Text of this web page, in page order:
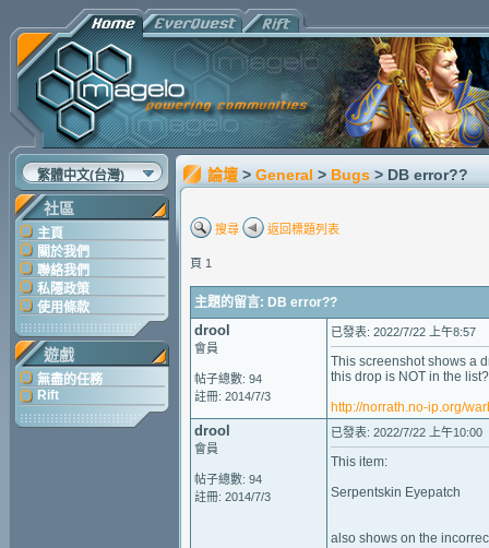
繁體中文(台灣)
社區
主頁
關於我們
聯絡我們
私隱政策
使用條款
遊戲
無盡的任務
Rift
論壇 > General > Bugs > DB error??
搜尋 返回標題列表
頁 1
主題的留言: DB error??
drool
會員
帖子總數: 94
註冊: 2014/7/3
已發表: 2022/7/22 上午8:57
This screenshot shows a
this drop is NOT in the list?
http://norrath.no-ip.org/
drool
會員
帖子總數: 94
註冊: 2014/7/3
已發表: 2022/7/22 上午10:00
This item:
Serpentskin Eyepatch
also shows on the